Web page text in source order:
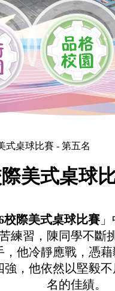
式桌球比賽 - 第五名
際美式桌球
校際美式桌球比賽
練習，陳同學不斷
，他冷靜應戰，憑
，他依然以堅毅
名的佳績。